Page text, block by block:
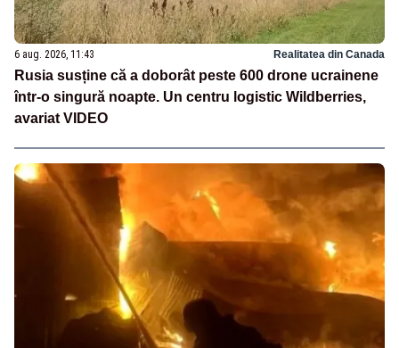
6 aug. 2026, 11:43 Realitatea din Canada
Rusia susține că a doborât peste 600 drone ucrainene
într-o singură noapte. Un centru logistic Wildberries,
avariat VIDEO